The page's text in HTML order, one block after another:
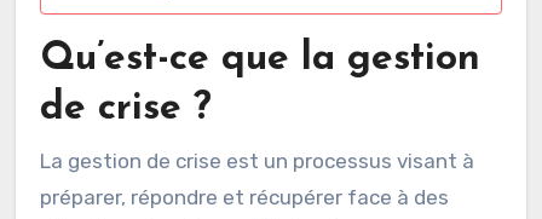
Qu’est-ce que la gestion
de crise ?
La gestion de crise est un processus visant à
préparer, répondre et récupérer face à des